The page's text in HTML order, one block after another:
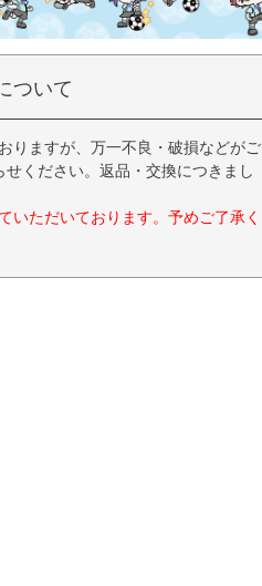
ついて
りますが、万一不良・破損などがご
ください。返品・交換につきまし
ただいております。予めご了承く